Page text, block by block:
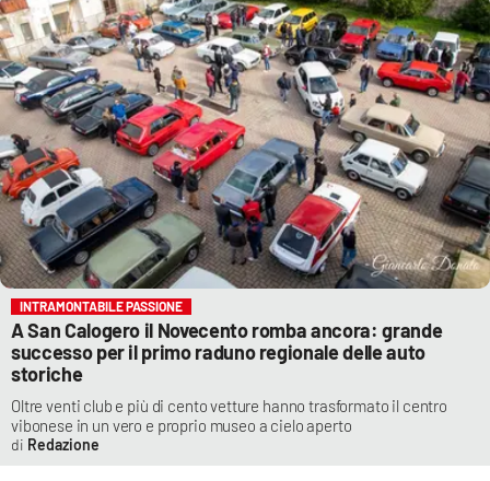
INTRAMONTABILE PASSIONE
A San Calogero il Novecento romba ancora: grande
successo per il primo raduno regionale delle auto
storiche
Oltre venti club e più di cento vetture hanno trasformato il centro
vibonese in un vero e proprio museo a cielo aperto
Redazione